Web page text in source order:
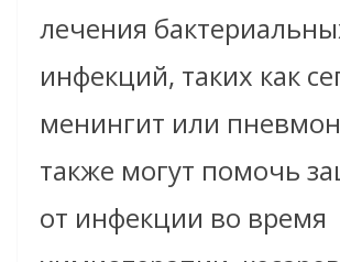
лечения
инфекций, таких как
менингит или
также могут помочь
от инфекции во время